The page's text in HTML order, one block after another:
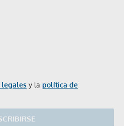
legales y la política de